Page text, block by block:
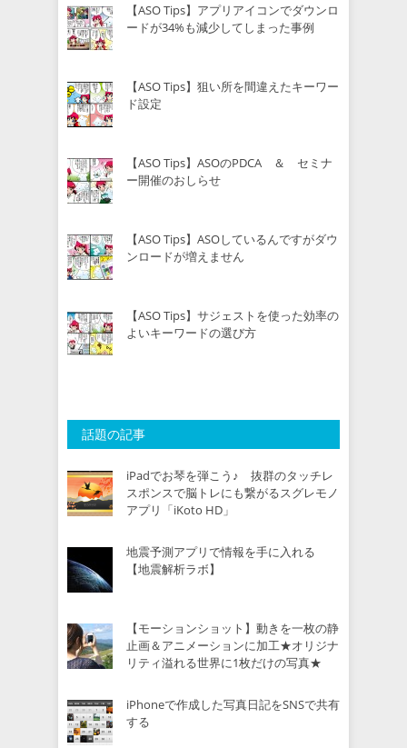
【ASO Tips】アプリアイコンでダウンロ
ードが34%も減少してしまった事例
【ASO Tips】狙い所を間違えたキーワー
ド設定
【ASO Tips】ASOのPDCA ＆ セミナ
ー開催のおしらせ
【ASO Tips】ASOしているんですがダウ
ンロードが増えません
【ASO Tips】サジェストを使った効率の
よいキーワードの選び方
話題の記事
iPadでお琴を弾こう♪ 抜群のタッチレ
スポンスで脳トレにも繋がるスグレモノ
アプリ「iKoto HD」
地震予測アプリで情報を手に入れる
【地震解析ラボ】
【モーションショット】動きを一枚の静
止画＆アニメーションに加工★オリジナ
リティ溢れる世界に1枚だけの写真★
iPhoneで作成した写真日記をSNSで共有
する